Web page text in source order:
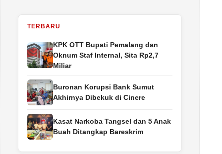
TERBARU
‎KPK OTT Bupati Pemalang dan
Oknum Staf Internal, Sita Rp2,7
Miliar
Buronan Korupsi Bank Sumut
Akhirnya Dibekuk di Cinere
Kasat Narkoba Tangsel dan 5 Anak
Buah Ditangkap Bareskrim